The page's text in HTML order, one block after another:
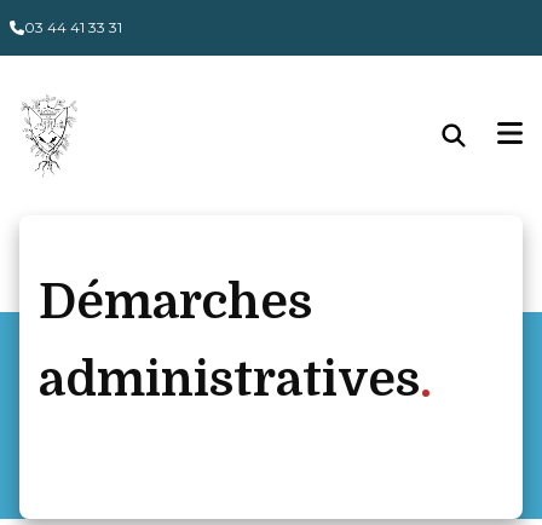
03 44 41 33 31
Démarches
administratives
Panneau de gestion des cookies